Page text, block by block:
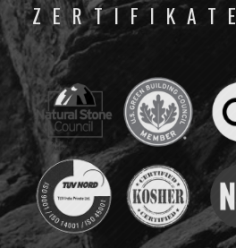
ZERTIFIKATE